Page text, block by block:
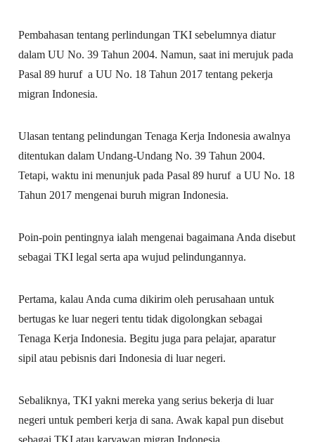
Pembahasan tentang perlindungan TKI sebelumnya diatur
dalam UU No. 39 Tahun 2004. Namun, saat ini merujuk pada
Pasal 89 huruf a UU No. 18 Tahun 2017 tentang pekerja
migran Indonesia.
Ulasan tentang pelindungan Tenaga Kerja Indonesia awalnya
ditentukan dalam Undang-Undang No. 39 Tahun 2004.
Tetapi, waktu ini menunjuk pada Pasal 89 huruf a UU No. 18
Tahun 2017 mengenai buruh migran Indonesia.
Poin-poin pentingnya ialah mengenai bagaimana Anda disebut
sebagai TKI legal serta apa wujud pelindungannya.
Pertama, kalau Anda cuma dikirim oleh perusahaan untuk
bertugas ke luar negeri tentu tidak digolongkan sebagai
Tenaga Kerja Indonesia. Begitu juga para pelajar, aparatur
sipil atau pebisnis dari Indonesia di luar negeri.
Sebaliknya, TKI yakni mereka yang serius bekerja di luar
negeri untuk pemberi kerja di sana. Awak kapal pun disebut